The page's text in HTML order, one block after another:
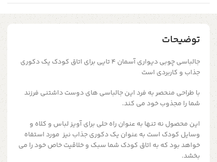
توضیحات
جالباسی چوبی دیواری آسمان 4 تایی برای اتاق کودک یک دکوری
جذاب و کاربردی است
با طراحی منحصر به فرداین جالباسی های دوست داشتنی فرزند
شما را مجذوب خود می کند.
این محصول نه تنها به عنوان راه حلی برای آویز لباس و کلاه و
وسایل کودک است به عنوان یک دکوری جذاب نیز مورد استفاه
خواهد بود که به اتاق کودک شما سبک و خلاقیت خاص خود را می
بخشد.